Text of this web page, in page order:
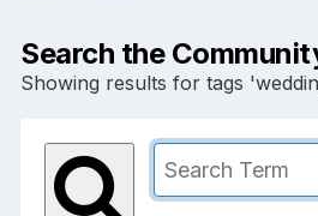
Search the
Showing results for tags